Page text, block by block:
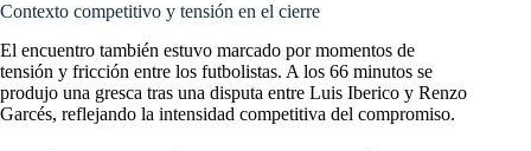
Contexto competitivo y tensión en el cierre
El encuentro también estuvo marcado por momentos de
tensión y fricción entre los futbolistas. A los 66 minutos se
produjo una gresca tras una disputa entre Luis Iberico y Renzo
Garcés, reflejando la intensidad competitiva del compromiso.